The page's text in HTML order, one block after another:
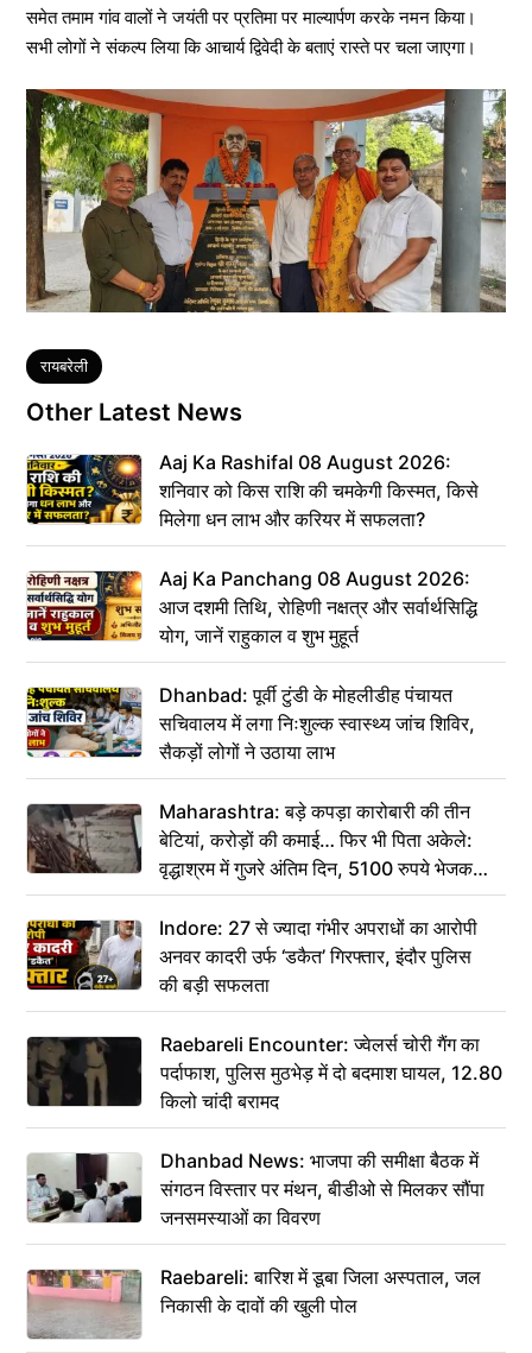
समेत तमाम गांव वालों ने जयंती पर प्रतिमा पर माल्यार्पण करके नमन किया।
सभी लोगों ने संकल्प लिया कि आचार्य द्विवेदी के बताएं रास्ते पर चला जाएगा।
Tags
रायबरेली
Other Latest News
Aaj Ka Rashifal 08 August 2026:
शनिवार को किस राशि की चमकेगी किस्मत, किसे
मिलेगा धन लाभ और करियर में सफलता?
Aaj Ka Panchang 08 August 2026:
आज दशमी तिथि, रोहिणी नक्षत्र और सर्वार्थसिद्धि
योग, जानें राहुकाल व शुभ मुहूर्त
Dhanbad: पूर्वी टुंडी के मोहलीडीह पंचायत
सचिवालय में लगा निःशुल्क स्वास्थ्य जांच शिविर,
सैकड़ों लोगों ने उठाया लाभ
Maharashtra: बड़े कपड़ा कारोबारी की तीन
बेटियां, करोड़ों की कमाई… फिर भी पिता अकेले:
वृद्धाश्रम में गुजरे अंतिम दिन, 5100 रुपये भेजकर
कहा– अंतिम संस्कार कर दीजिए हम नहीं आ पाएंगे
Indore: 27 से ज्यादा गंभीर अपराधों का आरोपी
अनवर कादरी उर्फ ‘डकैत’ गिरफ्तार, इंदौर पुलिस
की बड़ी सफलता
Raebareli Encounter: ज्वेलर्स चोरी गैंग का
पर्दाफाश, पुलिस मुठभेड़ में दो बदमाश घायल, 12.80
किलो चांदी बरामद
Dhanbad News: भाजपा की समीक्षा बैठक में
संगठन विस्तार पर मंथन, बीडीओ से मिलकर सौंपा
जनसमस्याओं का विवरण
Raebareli: बारिश में डूबा जिला अस्पताल, जल
निकासी के दावों की खुली पोल